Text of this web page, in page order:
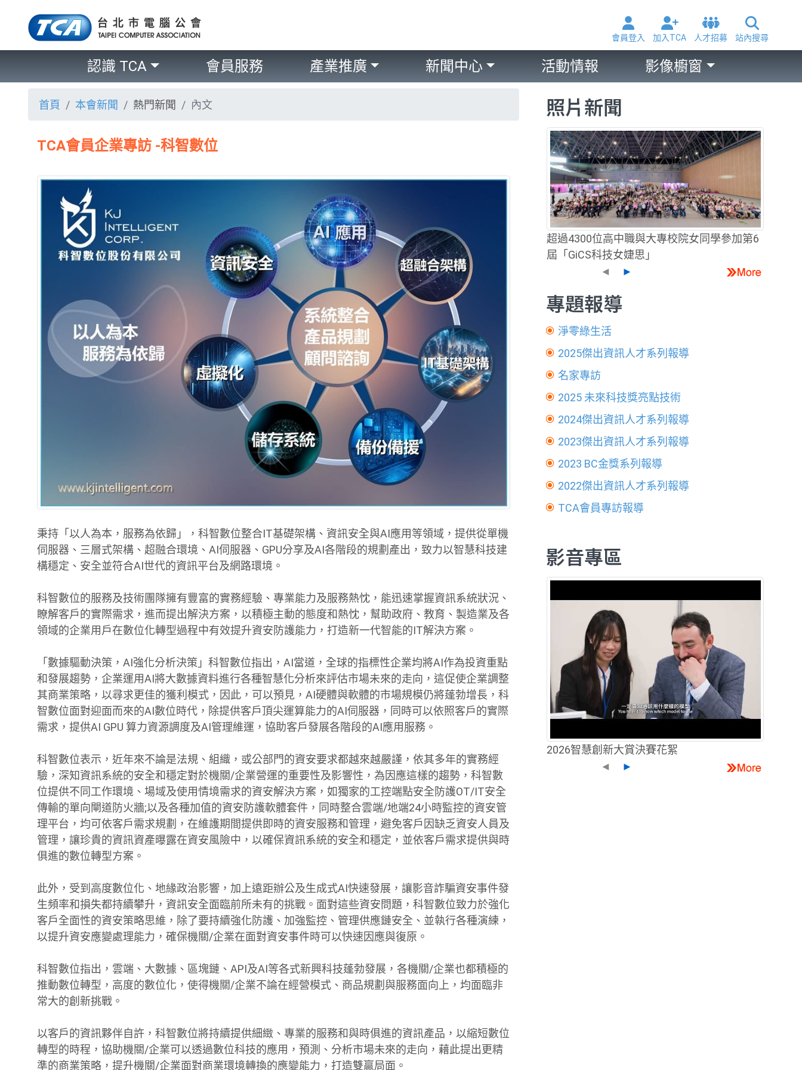
會員登入 加入TCA 人才招募 站內搜尋
認識 TCA 會員服務 產業推廣 新聞中心 活動情報 影像櫥窗
首頁 本會新聞 熱門新聞 內文
TCA會員企業專訪 -科智數位
秉持「以人為本，服務為依歸」，科智數位整合IT基礎架構、資訊安全與AI應用等領域，提供從單機
伺服器、三層式架構、超融合環境、AI伺服器、GPU分享及AI各階段的規劃產出，致力以智慧科技建
構穩定、安全並符合AI世代的資訊平台及網路環境。
科智數位的服務及技術團隊擁有豐富的實務經驗、專業能力及服務熱忱，能迅速掌握資訊系統狀況、
瞭解客戶的實際需求，進而提出解決方案，以積極主動的態度和熱忱，幫助政府、教育、製造業及各
領域的企業用戶在數位化轉型過程中有效提升資安防護能力，打造新一代智能的IT解決方案。
「數據驅動決策，AI強化分析決策」科智數位指出，AI當道，全球的指標性企業均將AI作為投資重點
和發展趨勢，企業運用AI將大數據資料進行各種智慧化分析來評估市場未來的走向，這促使企業調整
其商業策略，以尋求更佳的獲利模式，因此，可以預見，AI硬體與軟體的市場規模仍將蓬勃增長，科
智數位面對迎面而來的AI數位時代，除提供客戶頂尖運算能力的AI伺服器，同時可以依照客戶的實際
需求，提供AI GPU 算力資源調度及AI管理維運，協助客戶發展各階段的AI應用服務。
科智數位表示，近年來不論是法規、組織，或公部門的資安要求都越來越嚴謹，依其多年的實務經
驗，深知資訊系統的安全和穩定對於機關/企業營運的重要性及影響性，為因應這樣的趨勢，科智數
位提供不同工作環境、場域及使用情境需求的資安解決方案，如獨家的工控端點安全防護OT/IT安全
傳輸的單向閘道防火牆;以及各種加值的資安防護軟體套件，同時整合雲端/地端24小時監控的資安管
理平台，均可依客戶需求規劃，在維護期間提供即時的資安服務和管理，避免客戶因缺乏資安人員及
管理，讓珍貴的資訊資產曝露在資安風險中，以確保資訊系統的安全和穩定，並依客戶需求提供與時
俱進的數位轉型方案。
此外，受到高度數位化、地緣政治影響，加上遠距辦公及生成式AI快速發展，讓影音詐騙資安事件發
生頻率和損失都持續攀升，資訊安全面臨前所未有的挑戰。面對這些資安問題，科智數位致力於強化
客戶全面性的資安策略思維，除了要持續強化防護、加強監控、管理供應鏈安全、並執行各種演練，
以提升資安應變處理能力，確保機關/企業在面對資安事件時可以快速因應與復原。
科智數位指出，雲端、大數據、區塊鏈、API及AI等各式新興科技蓬勃發展，各機關/企業也都積極的
推動數位轉型，高度的數位化，使得機關/企業不論在經營模式、商品規劃與服務面向上，均面臨非
常大的創新挑戰。
以客戶的資訊夥伴自許，科智數位將持續提供細緻、專業的服務和與時俱進的資訊產品，以縮短數位
轉型的時程，協助機關/企業可以透過數位科技的應用，預測、分析市場未來的走向，藉此提出更精
準的商業策略，提升機關/企業面對商業環境轉換的應變能力，打造雙贏局面。
照片新聞
超過4300位高中職與大專校院女同學參加第6
屆「GiCS科技女婕思」
◄
►
專題報導
淨零綠生活
2025傑出資訊人才系列報導
名家專訪
2025 未來科技獎亮點技術
2024傑出資訊人才系列報導
2023傑出資訊人才系列報導
2023 BC金獎系列報導
2022傑出資訊人才系列報導
TCA會員專訪報導
影音專區
2026智慧創新大賞決賽花絮
◄
►